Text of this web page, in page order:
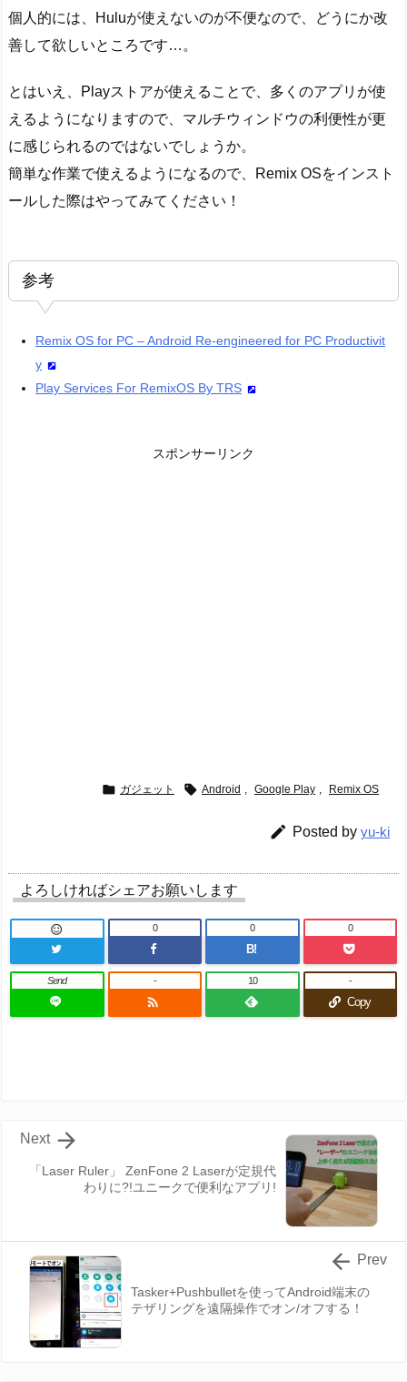
個人的には、Huluが使えないのが不便なので、どうにか改
善して欲しいところです…。
とはいえ、Playストアが使えることで、多くのアプリが使
えるようになりますので、マルチウィンドウの利便性が更
に感じられるのではないでしょうか。
簡単な作業で使えるようになるので、Remix OSをインスト
ールした際はやってみてください！
参考
Remix OS for PC – Android Re-engineered for PC Productivit
y
Play Services For RemixOS By TRS
スポンサーリンク
 ガジェット  Android , Google Play , Remix OS
 Posted by yu-ki
よろしければシェアお願いします
 0
B!
0 0
Send

- 10
Copy
-
「Laser Ruler」 ZenFone 2 Laserが定規代
わりに?!ユニークで便利なアプリ!

Next
Tasker+Pushbulletを使ってAndroid端末の
テザリングを遠隔操作でオン/オフする！
 Prev